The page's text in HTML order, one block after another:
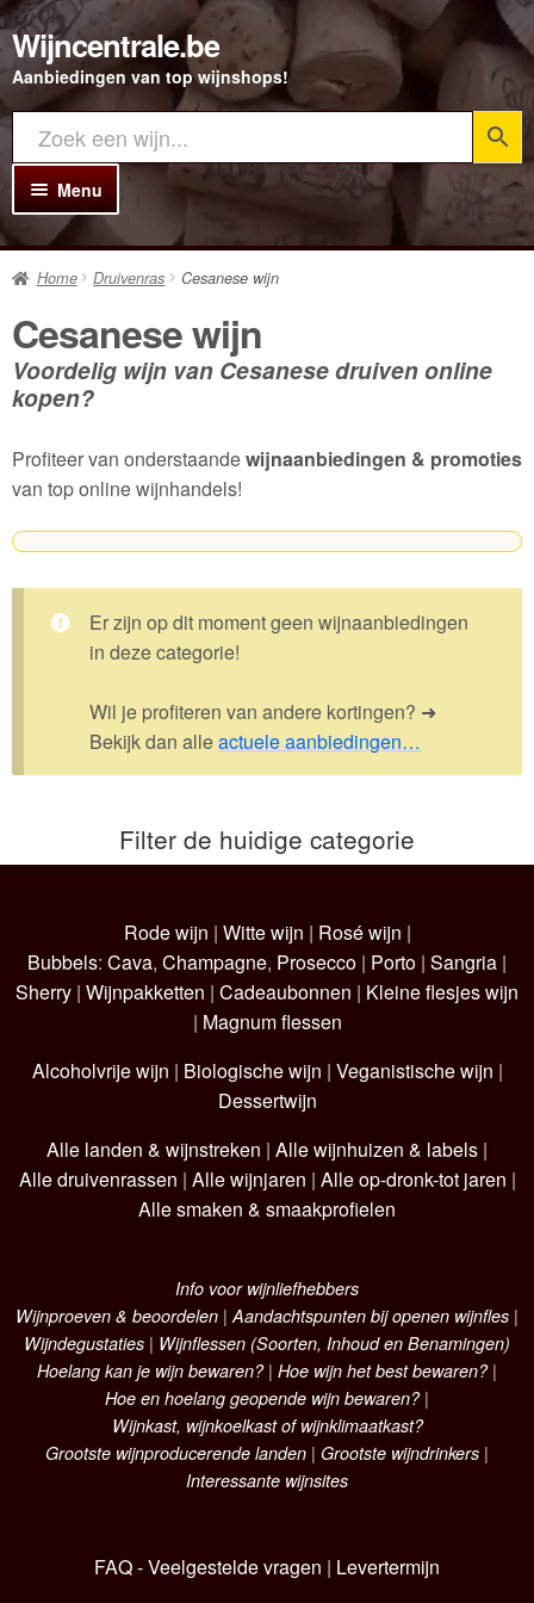
Ga
door
naar
navigatie
Ga
direct
naar
inhoud
Wijncentrale.be
Aanbiedingen van top wijnshops!
Menu
Home
Alle Wijnen
Rode wijn
Witte wijn
Bubbels
Porto
Wijnpakketten
Kleine flesjes
Cadeaubonnen
Home Druivenras Cesanese wijn
Cesanese wijn
Voordelig wijn van Cesanese druiven online
kopen?
Profiteer van onderstaandewijnaanbiedingen & promoties
van top online wijnhandels!
Er zijn op dit moment geen wijnaanbiedingen
in deze categorie!
Wil je profiteren van andere kortingen? ➜
Bekijk dan alleactuele aanbiedingen…
Filter de huidige categorie
Rode wijn | Witte wijn | Rosé wijn |
Bubbels: Cava, Champagne, Prosecco | Porto | Sangria |
Sherry | Wijnpakketten | Cadeaubonnen | Kleine flesjes wijn
| Magnum flessen
Alcoholvrije wijn | Biologische wijn | Veganistische wijn |
Dessertwijn
Alle landen & wijnstreken | Alle wijnhuizen & labels |
Alle druivenrassen | Alle wijnjaren | Alle op-dronk-tot jaren |
Alle smaken & smaakprofielen
Info voor wijnliefhebbers
Wijnproeven & beoordelen | Aandachtspunten bij openen wijnfles |
Wijndegustaties | Wijnflessen (Soorten, Inhoud en Benamingen)
Hoelang kan je wijn bewaren?| Hoe wijn het best bewaren?|
Hoe en hoelang geopende wijn bewaren?|
Wijnkast, wijnkoelkast of wijnklimaatkast?
Grootste wijnproducerende landen | Grootste wijndrinkers |
Interessante wijnsites
FAQ - Veelgestelde vragen | Levertermijn